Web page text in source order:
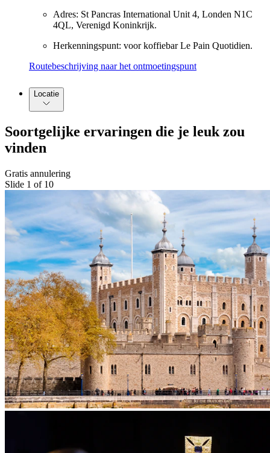
Adres: St Pancras International Unit 4, Londen N1C
4QL, Verenigd Koninkrijk.
Herkenningspunt: voor koffiebar Le Pain Quotidien.
Routebeschrijving naar het ontmoetingspunt
Locatie
Soortgelijke ervaringen die je leuk zou
vinden
Gratis annulering
Slide 1 of 10